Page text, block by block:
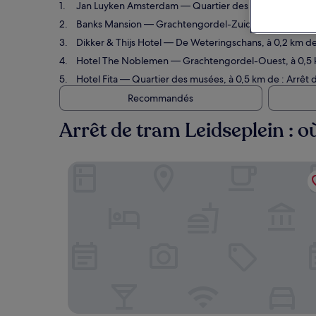
Jan Luyken Amsterdam— Quartier des musées, à 0,5
Banks Mansion— Grachtengordel-Zuid, à 0,7 km de :
Dikker & Thijs Hotel— De Weteringschans, à 0,2 km
Hotel The Noblemen— Grachtengordel-Ouest, à 0,5
Hotel Fita— Quartier des musées, à 0,5 km de : Arrêt
Recommandés
Arrêt de tram Leidseplein :